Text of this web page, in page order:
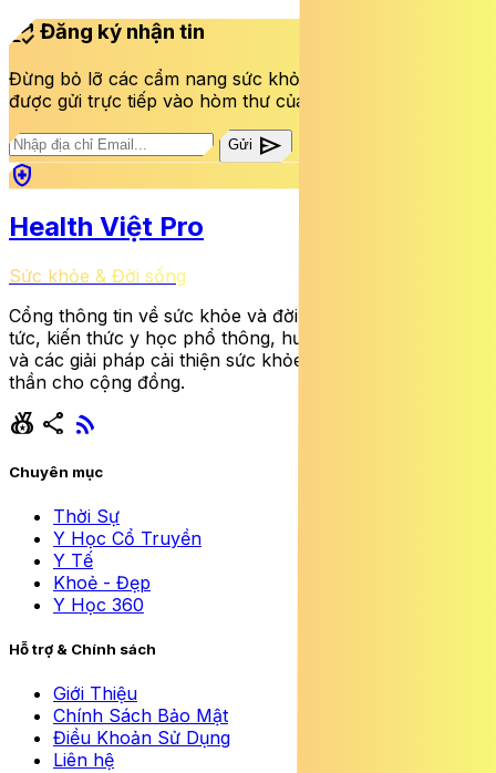
mark_email_read Đăng ký nhận tin
Đừng bỏ lỡ các cẩm nang sức khỏe và bài viết mới nhất
được gửi trực tiếp vào hòm thư của bạn mỗi tuần.
Gửi send
health_and_safety
Health Việt Pro
Sức khỏe & Đời sống
Cổng thông tin về sức khỏe và đời sống cung cấp tin
tức, kiến thức y học phổ thông, hướng dẫn dinh dưỡng
và các giải pháp cải thiện sức khỏe thể chất lẫn tinh
thần cho cộng đồng.
social_leaderboard share rss_feed
Chuyên mục
Thời Sự
Y Học Cổ Truyền
Y Tế
Khoẻ - Đẹp
Y Học 360
Hỗ trợ & Chính sách
Giới Thiệu
Chính Sách Bảo Mật
Điều Khoản Sử Dụng
Liên hệ